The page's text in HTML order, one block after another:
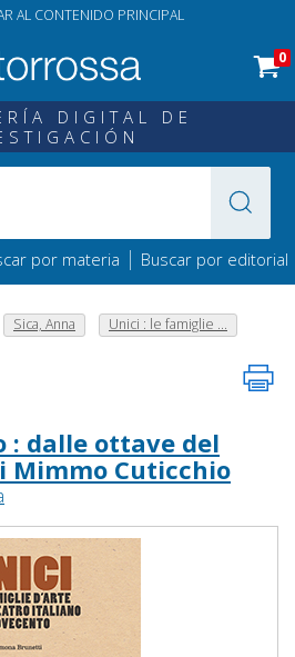
AL CONTENIDO PRINCIPAL
0
DIGITAL DE
por materia | Buscar por editorial
Sica, Anna Unici : le famiglie ...
: dalle ottave del
Mimmo Cuticchio